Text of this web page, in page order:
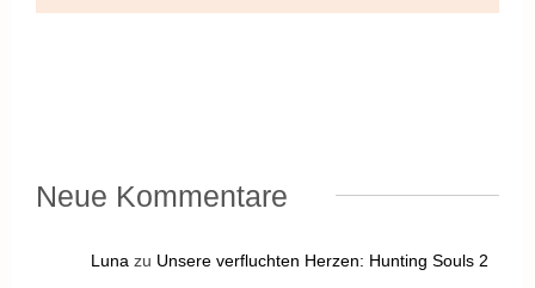
Neue Kommentare
Luna zu Unsere verfluchten Herzen: Hunting Souls 2